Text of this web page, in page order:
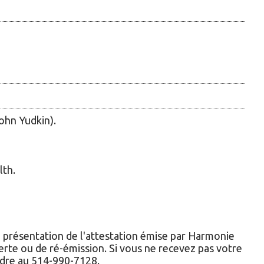
Yudkin).
de l'attestation émise par Harmonie
ou de ré-émission. Si vous ne recevez pas votre
au 514-990-7128.